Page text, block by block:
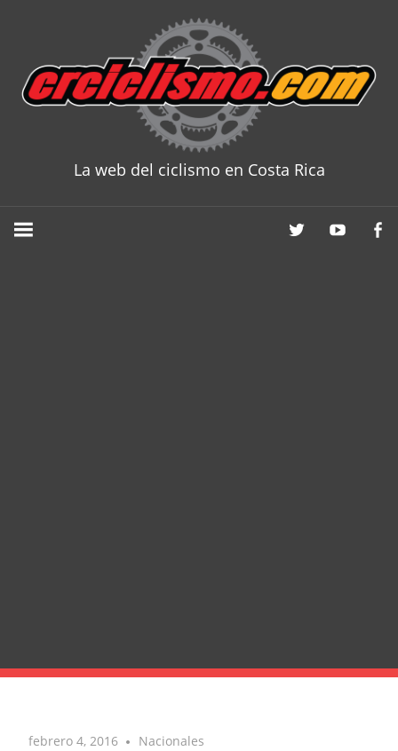
content
La web del ciclismo en Costa Rica
febrero 4, 2016 Nacionales